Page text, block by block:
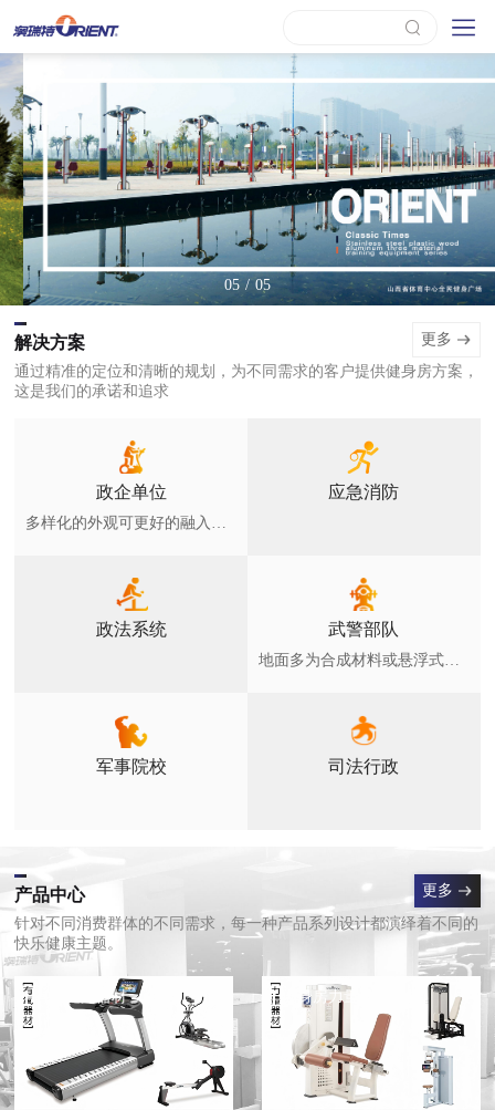
05 / 05
更多
解决方案
通过精准的定位和清晰的规划，为不同需求的客户提供健身房方案，
这是我们的承诺和追求
政企单位
多样化的外观可更好的融入环境，广泛用于各类小区，健身绿地，公园等公众全民健身场所
应急消防
政法系统 武警部队
地面多为合成材料或悬浮式拼装地板和草坪，室外器材符合GB19272-2011要求
军事院校 司法行政
更多
产品中心
针对不同消费群体的不同需求，每一种产品系列设计都演绎着不同的
快乐健康主题。
有氧健身器材 健身房力量健身器材